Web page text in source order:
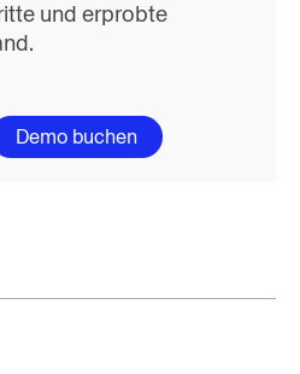
und erprobte
Demo buchen